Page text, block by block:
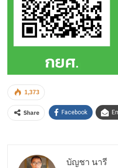
1,373
Share Facebook
บัญชา นารี